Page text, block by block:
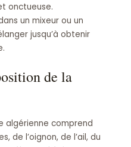
onctueuse.
un mixeur ou un
jusqu’à obtenir
de la
algérienne comprend
de l’oignon, de l’ail, du